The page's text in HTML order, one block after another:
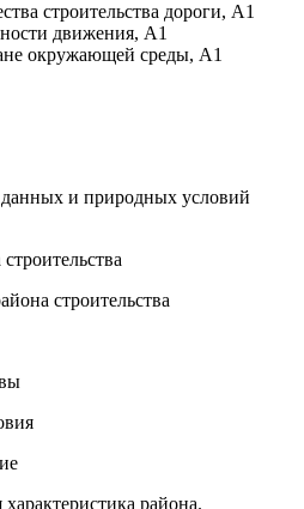
строительства дороги, А1
движения, А1
окружающей среды, А1
и природных условий
строительства
района.